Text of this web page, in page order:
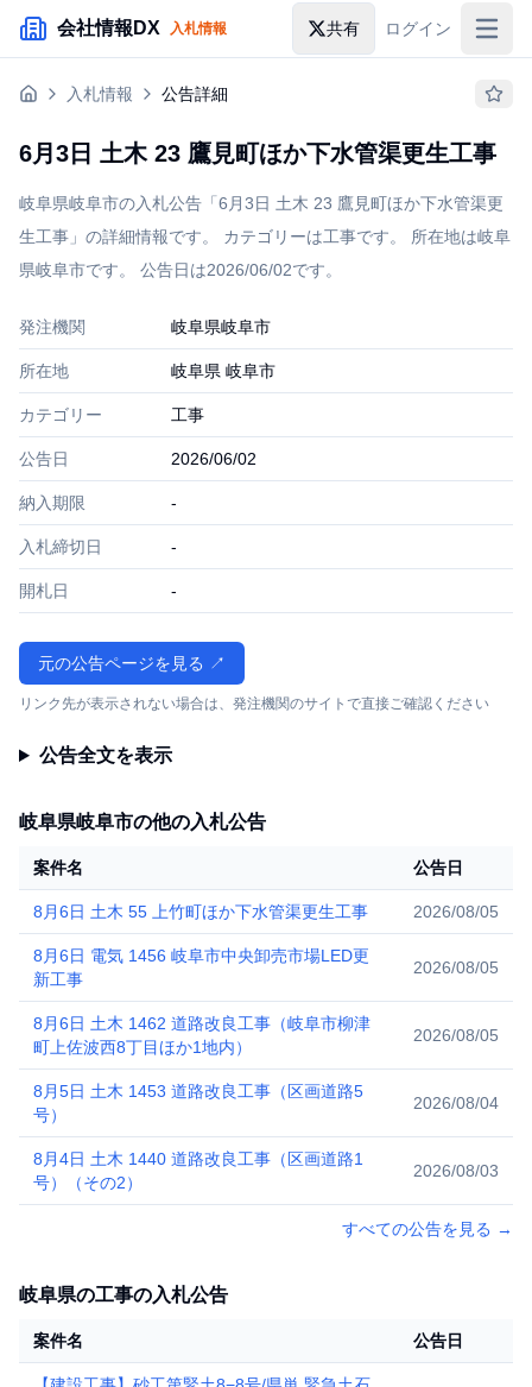
メインコンテンツにスキップ
会社情報DX 入札情報 共有 ログイン
入札情報
企業検索
入札情報 公告詳細
6月3日 土木 23 鷹見町ほか下水管渠更生工事
岐阜県岐阜市の入札公告「6月3日 土木 23 鷹見町ほか下水管渠更
生工事」の詳細情報です。 カテゴリーは工事です。 所在地は岐阜
県岐阜市です。 公告日は2026/06/02です。
発注機関 岐阜県岐阜市
所在地 岐阜県 岐阜市
カテゴリー 工事
公告日 2026/06/02
納入期限 -
入札締切日 -
開札日 -
元の公告ページを見る ↗
リンク先が表示されない場合は、発注機関のサイトで直接ご確認ください
公告全文を表示
岐阜県岐阜市の他の入札公告
案件名 公告日
8月6日 土木 55 上竹町ほか下水管渠更生工事 2026/08/05
8月6日 電気 1456 岐阜市中央卸売市場LED更
新工事
2026/08/05
8月6日 土木 1462 道路改良工事（岐阜市柳津
町上佐波西8丁目ほか1地内）
2026/08/05
8月5日 土木 1453 道路改良工事（区画道路5
号）
2026/08/04
8月4日 土木 1440 道路改良工事（区画道路1
号）（その2）
2026/08/03
すべての公告を見る →
岐阜県の工事の入札公告
案件名 公告日